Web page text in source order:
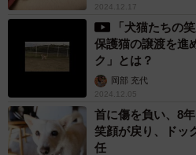
2024.12.17
「犬猫たちの
保護猫の譲渡を進
ク」とは？
岡部 充代
2024.12.05
首に傷を負い、8
笑顔が戻り、ドッ
任